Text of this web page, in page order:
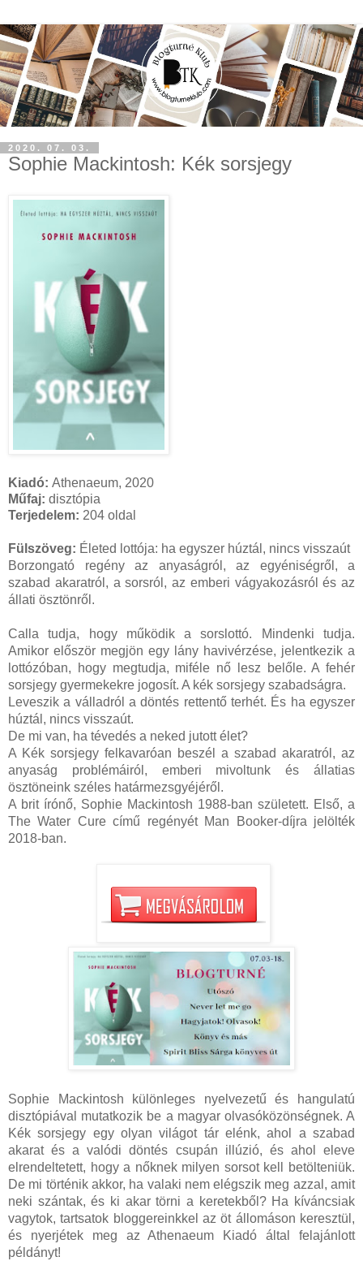
2020. 07. 03.
Sophie Mackintosh: Kék sorsjegy
Kiadó: Athenaeum, 2020
Műfaj: disztópia
Terjedelem: 204 oldal
Fülszöveg: Életed lottója: ha egyszer húztál, nincs visszaút
Borzongató regény az anyaságról, az egyéniségről, a
szabad akaratról, a sorsról, az emberi vágyakozásról és az
állati ösztönről.
Calla tudja, hogy működik a sorslottó. Mindenki tudja.
Amikor először megjön egy lány havivérzése, jelentkezik a
lottózóban, hogy megtudja, miféle nő lesz belőle. A fehér
sorsjegy gyermekekre jogosít. A kék sorsjegy szabadságra.
Leveszik a válladról a döntés rettentő terhét. És ha egyszer
húztál, nincs visszaút.
De mi van, ha tévedés a neked jutott élet?
A Kék sorsjegy felkavaróan beszél a szabad akaratról, az
anyaság problémáiról, emberi mivoltunk és állatias
ösztöneink széles határmezsgyéjéről.
A brit írónő, Sophie Mackintosh 1988-ban született. Első, a
The Water Cure című regényét Man Booker-díjra jelölték
2018-ban.
Sophie Mackintosh különleges nyelvezetű és hangulatú
disztópiával mutatkozik be a magyar olvasóközönségnek. A
Kék sorsjegy egy olyan világot tár elénk, ahol a szabad
akarat és a valódi döntés csupán illúzió, és ahol eleve
elrendeltetett, hogy a nőknek milyen sorsot kell betölteniük.
De mi történik akkor, ha valaki nem elégszik meg azzal, amit
neki szántak, és ki akar törni a keretekből? Ha kíváncsiak
vagytok, tartsatok bloggereinkkel az öt állomáson keresztül,
és nyerjétek meg az Athenaeum Kiadó által felajánlott
példányt!